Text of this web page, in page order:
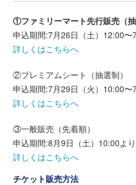
①ファミリーマート先行販売（抽
申込期間:7月26日（土）12:00
詳しくはこちらへ
②プレミアムシート（抽選制）
申込期間:7月29日（火）10:00
詳しくはこちらへ
③一般販売（先着順）
申込期間:8月9日（土）10:00より
詳しくはこちらへ
チケット販売方法